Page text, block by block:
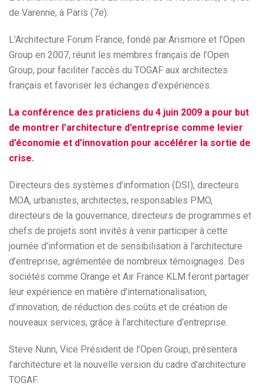
de Varenne, à Paris (7e).
L’Architecture Forum France, fondé par Arismore et l’Open
Group en 2007, réunit les membres français de l’Open
Group, pour faciliter l’accès du TOGAF aux architectes
français et favoriser les échanges d’expériences.
La conférence des praticiens du 4 juin 2009 a pour but
de montrer l’architecture d’entreprise comme levier
d’économie et d’innovation pour accélérer la sortie de
crise.
Directeurs des systèmes d’information (DSI), directeurs
MOA, urbanistes, architectes, responsables PMO,
directeurs de la gouvernance, directeurs de programmes et
chefs de projets sont invités à venir participer à cette
journée d’information et de sensibilisation à l’architecture
d’entreprise, agrémentée de nombreux témoignages. Des
sociétés comme Orange et Air France KLM feront partager
leur expérience en matière d’internationalisation,
d’innovation, de réduction des coûts et de création de
nouveaux services, grâce à l’architecture d’entreprise.
Steve Nunn, Vice Président de l’Open Group, présentera
l’architecture et la nouvelle version du cadre d’architecture
TOGAF.